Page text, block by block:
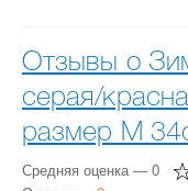
Отзывы о
серая/
размер М
Средняя оценка — 0